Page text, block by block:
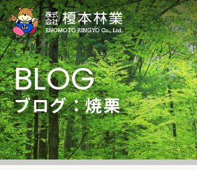
ブログ：焼栗